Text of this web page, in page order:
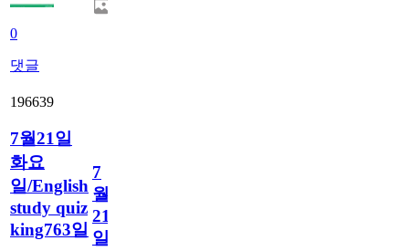
0
댓글
196639
7월21일
화요
일/English
study quiz
king763일
7
월
21
일